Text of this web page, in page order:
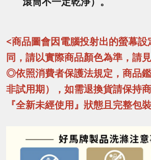
<商品圖會因電腦投射出的螢幕設
同，請以實際商品顏色為準，請見
◎依照消費者保護法規定，商品
非試用期），如需退換貨請保持
『全新未經使用』狀態且完整包裝